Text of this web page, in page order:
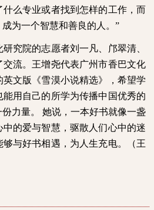
么专业或者找到怎样的工作，而
为一个智慧和善良的人。”
究院的志愿者刘一凡、邝翠清、
流。王增尧代表广州市香巴文化
文版《雪漠小说精选》，希望学
用自己的所学为传播中国优秀的
力量。
她说，一本好书就像一盏
的爱与智慧，驱散人们心中的迷
与好书相遇，为人生充电。（王